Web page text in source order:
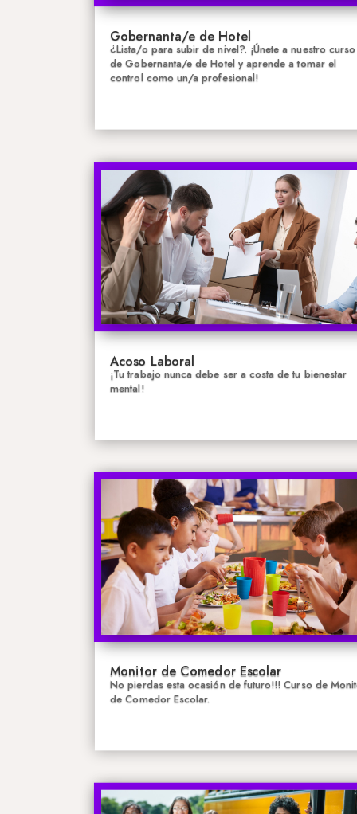
Gobernanta/e de Hotel
¿Lista/o para subir de nivel?. ¡Únete a nuestro curso
de Gobernanta/e de Hotel y aprende a tomar el
control como un/a profesional!
Acoso Laboral
¡Tu trabajo nunca debe ser a costa de tu bienestar
mental!
Monitor de Comedor Escolar
No pierdas esta ocasión de futuro!!! Curso de
de Comedor Escolar.